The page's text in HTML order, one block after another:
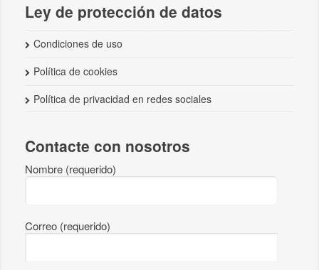
Ley de protección de datos
Condiciones de uso
Política de cookies
Política de privacidad en redes sociales
Contacte con nosotros
Nombre (requerido)
Correo (requerido)